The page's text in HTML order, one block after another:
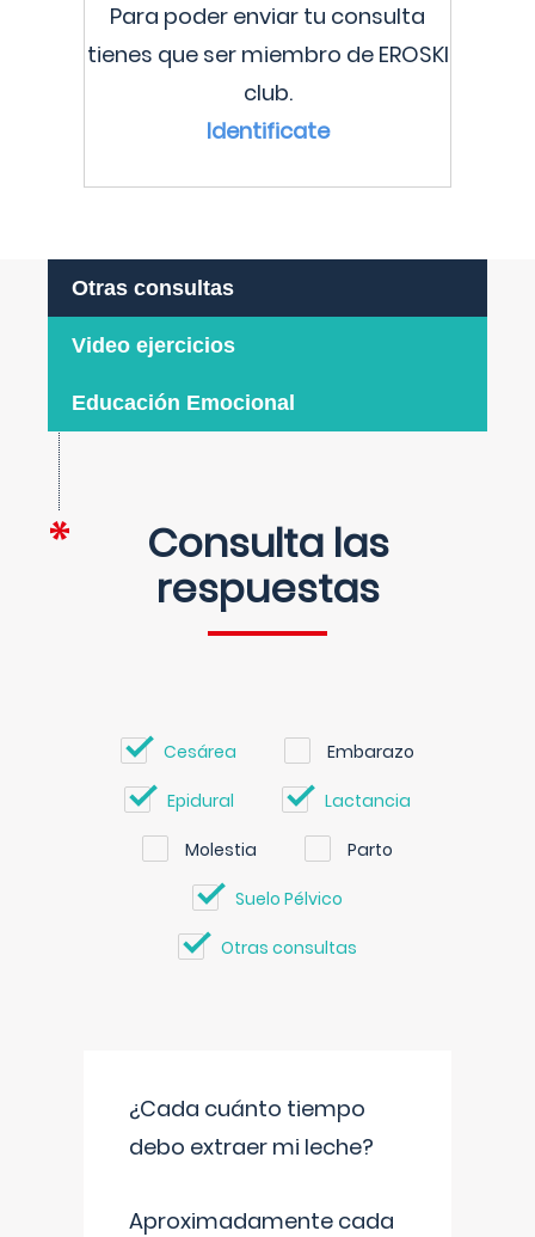
Para poder enviar tu consulta
tienes que ser miembro de EROSKI
club.
Identificate
Otras consultas
Video ejercicios
Educación Emocional
Consulta las
respuestas
Cesárea Embarazo
Epidural Lactancia
Molestia Parto
Suelo Pélvico
Otras consultas
¿Cada cuánto tiempo
debo extraer mi leche?
Aproximadamente cada